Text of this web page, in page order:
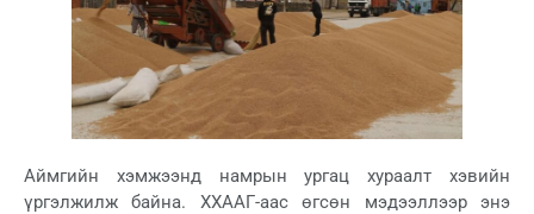
Аймгийн хэмжээнд намрын ургац хураалт хэвийн
үргэлжилж байна. ХХААГ-аас өгсөн мэдээллээр энэ